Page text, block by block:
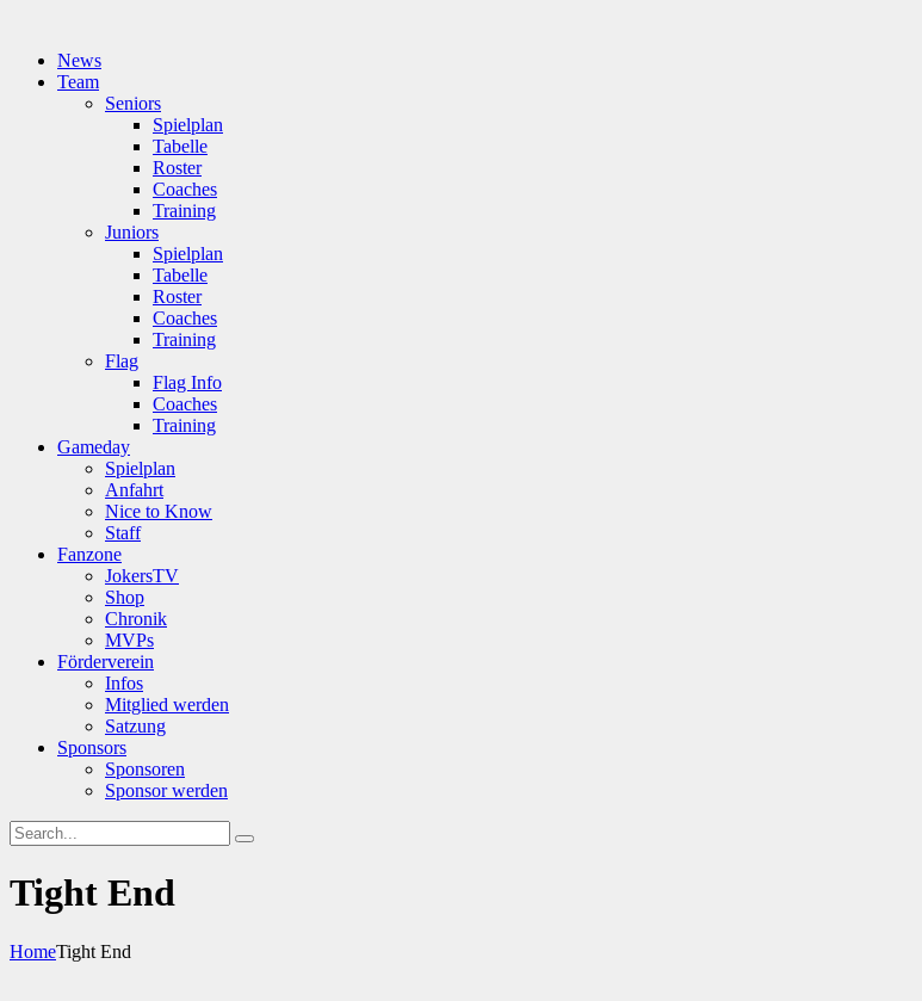
News
Team
Seniors
Spielplan
Tabelle
Roster
Coaches
Training
Juniors
Spielplan
Tabelle
Roster
Coaches
Training
Flag
Flag Info
Coaches
Training
Gameday
Spielplan
Anfahrt
Nice to Know
Staff
Fanzone
JokersTV
Shop
Chronik
MVPs
Förderverein
Infos
Mitglied werden
Satzung
Sponsors
Sponsoren
Sponsor werden
Tight End
HomeTight End